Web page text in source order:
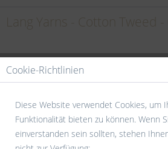
Cookie-Richtlinien
Diese Website verwendet Cookies, um
Funktionalität bieten zu können. Wenn
einverstanden sein sollten, stehen